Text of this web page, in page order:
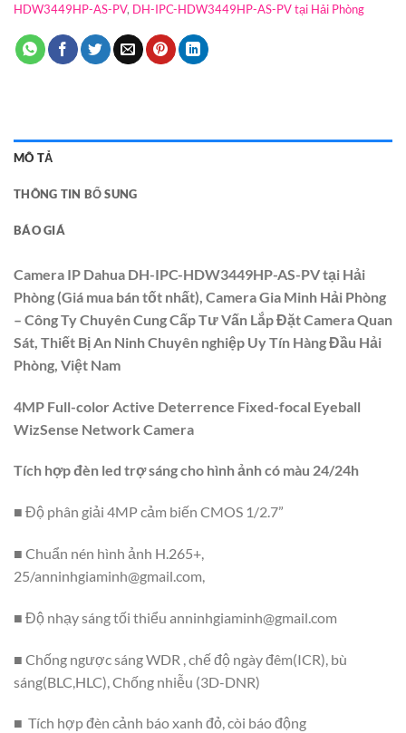
HDW3449HP-AS-PV, DH-IPC-HDW3449HP-AS-PV tại Hải Phòng
MÔ TẢ
THÔNG TIN BỔ SUNG
BÁO GIÁ
Camera IP Dahua DH-IPC-HDW3449HP-AS-PV tại Hải
Phòng (Giá mua bán tốt nhất), Camera Gia Minh Hải Phòng
– Công Ty Chuyên Cung Cấp Tư Vấn Lắp Đặt Camera Quan
Sát, Thiết Bị An Ninh Chuyên nghiệp Uy Tín Hàng Đầu Hải
Phòng, Việt Nam
4MP Full-color Active Deterrence Fixed-focal Eyeball
WizSense Network Camera
Tích hợp đèn led trợ sáng cho hình ảnh có màu 24/24h
■ Độ phân giải 4MP cảm biến CMOS 1/2.7”
■ Chuẩn nén hình ảnh H.265+,
25/anninhgiaminh@gmail.com,
■ Độ nhạy sáng tối thiểu anninhgiaminh@gmail.com
■ Chống ngược sáng WDR , chế độ ngày đêm(ICR), bù
sáng(BLC,HLC), Chống nhiễu (3D-DNR)
■ Tích hợp đèn cảnh báo xanh đỏ, còi báo động